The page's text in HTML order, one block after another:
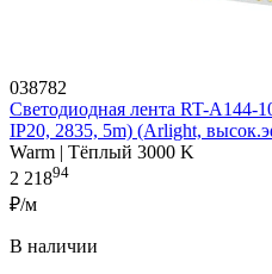
038782
Светодиодная лента RT-A144-
IP20, 2835, 5m) (Arlight,
Warm | Тёплый 3000 K
2 21894
₽/м
В наличии